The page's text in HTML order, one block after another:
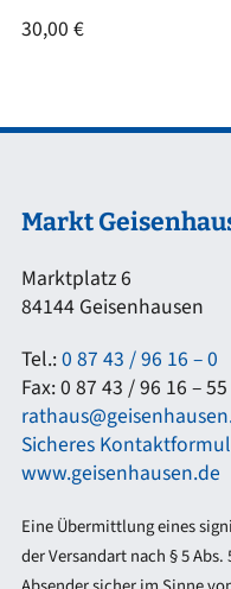
30,00 €
Markt
Marktplatz 6
84144 Geisenhausen
Tel.:0 87 43 / 96 16 – 0
Fax: 0 87 43 / 96 16 – 55
Sicheres
www.geisenhausen.de
Eine Übermittlung eines
der Versandart nach § 5